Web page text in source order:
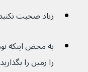
زیاد صحبت نکنید و با
به محض اینکه
را زمین را بگذارید